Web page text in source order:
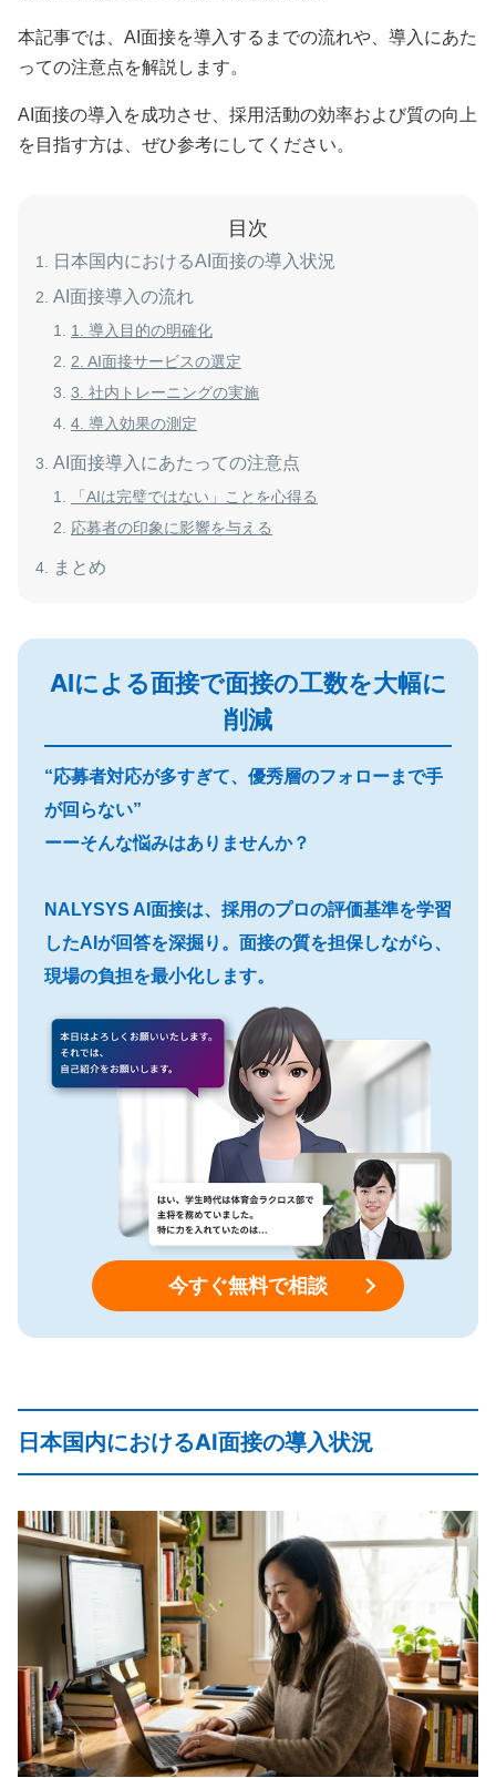
本記事では、AI面接を導入するまでの流れや、導入にあた
っての注意点を解説します。
AI面接の導入を成功させ、採用活動の効率および質の向上
を目指す方は、ぜひ参考にしてください。
目次
日本国内におけるAI面接の導入状況
AI面接導入の流れ
1. 導入目的の明確化
2. AI面接サービスの選定
3. 社内トレーニングの実施
4. 導入効果の測定
AI面接導入にあたっての注意点
「AIは完璧ではない」ことを心得る
応募者の印象に影響を与える
まとめ
AIによる面接で面接の工数を大幅に
削減
“応募者対応が多すぎて、優秀層のフォローまで手
が回らない”
ーーそんな悩みはありませんか？
NALYSYS AI面接は、採用のプロの評価基準を学習
したAIが回答を深掘り。面接の質を担保しながら、
現場の負担を最小化します。
今すぐ無料で相談
日本国内におけるAI面接の導入状況